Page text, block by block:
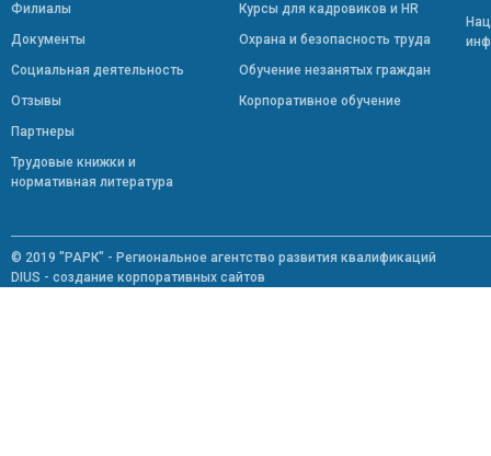
Филиалы
Документы
Социальная деятельность
Отзывы
Партнеры
Трудовые книжки и
нормативная литература
Курсы для кадровиков и HR
Охрана и безопасность труда
Обучение незанятых граждан
Корпоративное обучение
© 2019 "РАРК" - Региональное агентство развития квалификаций
DIUS - создание корпоративных сайтов